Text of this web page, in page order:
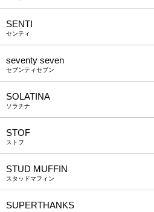
SENTI
センティ
seventy seven
セブンティセブン
SOLATINA
ソラチナ
STOF
ストフ
STUD MUFFIN
スタッドマフィン
SUPERTHANKS